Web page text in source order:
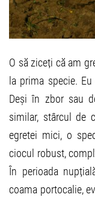
O să ziceți că am
la prima specie.
Deși în zbor sau
similar, stârcul de
egretei mici, o
ciocul robust,
În perioada
coama portocalie,